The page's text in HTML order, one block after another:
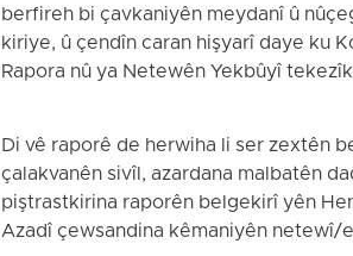
berfireh bi çavkaniyên meydanî û
kiriye, û çendîn caran hişyarî daye ku
Rapora nû ya Netewên Yekbûyî
Di vê raporê de herwiha li ser zextên
çalakvanên sivîl, azardana malbatên
piştrastkirina raporên belgekirî yên
Azadî çewsandina kêmaniyên netewî/